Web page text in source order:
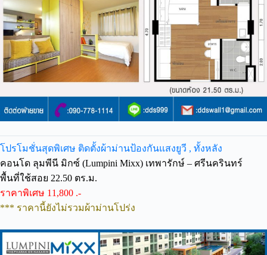
โปรโมชั่นสุดพิเศษ ติดตั้งผ้าม่านป้องกันแสงยูวี , ทั้งหลัง
คอนโด ลุมพีนี มิกซ์ (Lumpini Mixx) เทพารักษ์ – ศรีนครินทร์
พื้นที่ใช้สอย 22.50 ตร.ม.
ราคาพิเศษ 11,800 .-
*** ราคานี้ยังไม่รวมผ้าม่านโปร่ง